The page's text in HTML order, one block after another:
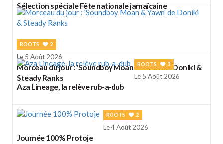
Sélection spéciale Fête nationale jamaïcaine
ROOTS 2
Le 5 Août 2026
Morceau du jour : 'Soundboy Moan & Yawn' de Doniki &
Steady Ranks
ROOTS 3
Le 5 Août 2026
Aza Lineage, la relève rub-a-dub
ROOTS 2
Le 4 Août 2026
Journée 100% Protoje